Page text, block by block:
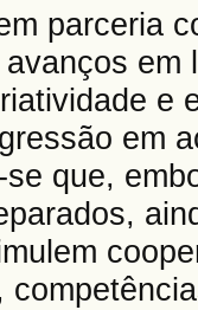
parceria
e
em
que,